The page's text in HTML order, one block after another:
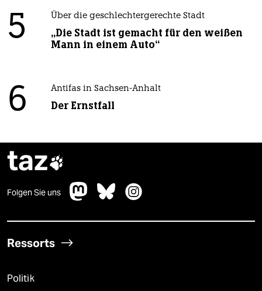
5 Über die geschlechtergerechte Stadt
„Die Stadt ist gemacht für den weißen
Mann in einem Auto“
6 Antifas in Sachsen-Anhalt
Der Ernstfall
taz
Folgen Sie uns
Ressorts
Politik